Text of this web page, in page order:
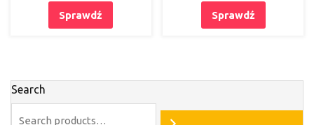
Sprawdź Sprawdź
Search